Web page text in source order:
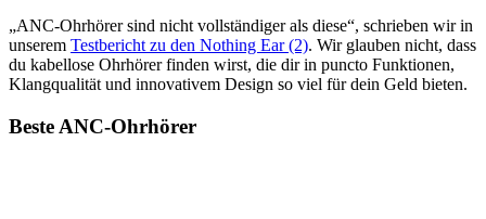
„ANC-Ohrhörer sind nicht vollständiger als diese“, schrieben wir in
unserem Testbericht zu den Nothing Ear (2). Wir glauben nicht, dass
du kabellose Ohrhörer finden wirst, die dir in puncto Funktionen,
Klangqualität und innovativem Design so viel für dein Geld bieten.
Beste ANC-Ohrhörer